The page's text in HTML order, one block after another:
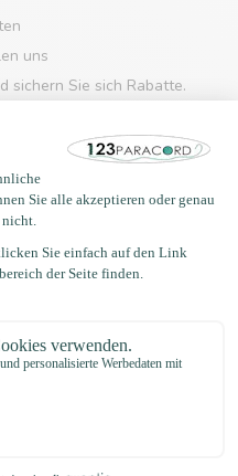
uns
sichern Sie sich Rabatte.
ab 150 €